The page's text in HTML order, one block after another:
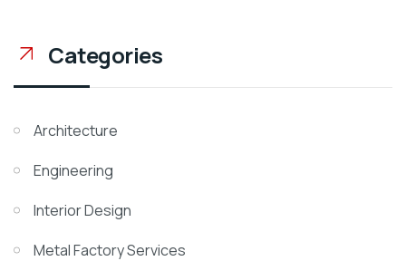
Categories
Architecture
Engineering
Interior Design
Metal Factory Services